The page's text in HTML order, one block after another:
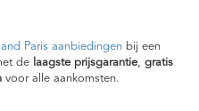
Paris aanbiedingen bij een
de laagste prijsgarantie, gratis
voor alle aankomsten.